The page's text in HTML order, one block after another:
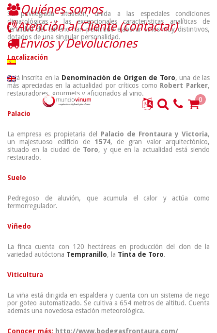
Su privilegiada situación, unida a las especiales condiciones
climatológicas y las excepcionales características analíticas de
fertilidad del terreno han permitido elaborar vinos muy distintivos,
dotados de una singular personalidad.
Localización
Está inscrita en la Denominación de Origen de Toro, una de las
más apreciadas en la actualidad por críticos como Robert Parker,
restauradores, gourmets y aficionados al vino.
Palacio
La empresa es propietaria del Palacio de Frontaura y Victoria,
un majestuoso edificio de 1574, de gran valor arquitectónico,
situado en la ciudad de Toro, y que en la actualidad está siendo
restaurado.
Suelo
Pedregoso de aluvión, que acumula el calor y actúa como
termorregulador.
Viñedo
La finca cuenta con 120 hectáreas en producción del clon de la
variedad autóctona Tempranillo, la Tinta de Toro.
Viticultura
La viña está dirigida en espaldera y cuenta con un sistema de riego
por goteo automatizado. Se cultiva a 654 metros de altitud. Cuenta
además una novedosa estación meteorológica.
Conocer más: http://www.bodegasfrontaura.com/
Quiénes somos
Atención al Cliente (contactar)
Envíos y Devoluciones
0